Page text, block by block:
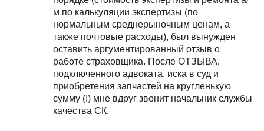
м по калькуляции экспертизы (по
нормальным среднерыночным ценам, а
также почтовые расходы), был вынужден
оставить аргументированный отзыв о
работе страховщика. После ОТЗЫВА,
подключенного адвоката, иска в суд и
приобретения запчастей на кругленькую
сумму (!) мне вдруг звонит начальник службы
качества СК.